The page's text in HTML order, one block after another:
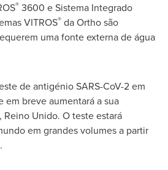
® 3600 e Sistema Integrado
VITROS® da Ortho são
uma fonte externa de água
de antigénio SARS-CoV-2 em
em breve aumentará a sua
Unido. O teste estará
em grandes volumes a partir